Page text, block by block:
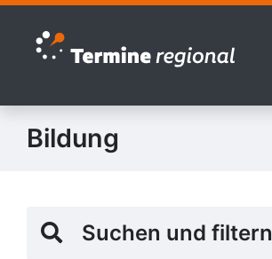
Zur Navigation springen
Zum Inhalt springen
Bildung
Suchen und filtern